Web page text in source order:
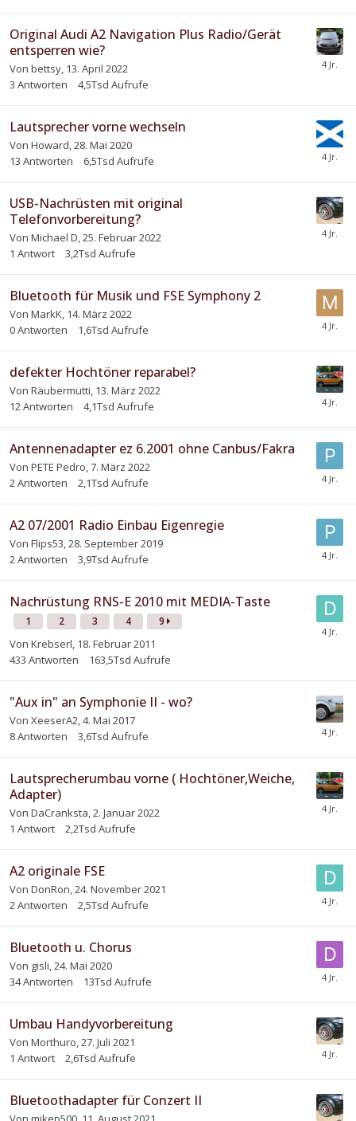
Original Audi A2 Navigation Plus Radio/Gerät
entsperren wie?
Von bettsy, 13. April 2022
3 Antworten 4,5Tsd Aufrufe
Lautsprecher vorne wechseln
Von Howard,28. Mai 2020
13 Antworten 6,5Tsd Aufrufe
USB-Nachrüsten mit original
Telefonvorbereitung?
Von Michael D,25. Februar 2022
1 Antwort 3,2Tsd Aufrufe
Bluetooth für Musik und FSE Symphony 2
Von MarkK, 14. März 2022
0Antworten 1,6Tsd Aufrufe
defekter Hochtöner reparabel?
Von Räubermutti, 13. März 2022
12Antworten 4,1Tsd Aufrufe
Antennenadapter ez 6.2001 ohne Canbus/Fakra
Von PETE Pedro,7. März 2022
2Antworten 2,1Tsd Aufrufe
A2 07/2001 Radio Einbau Eigenregie
Von Flips53,28. September 2019
2Antworten 3,9Tsd Aufrufe
Nachrüstung RNS-E 2010 mit MEDIA-Taste
1 2 3 4 9
Von Krebserl, 18. Februar 2011
433 Antworten 163,5Tsd Aufrufe
"Aux in" an Symphonie II - wo?
Von XeeserA2,4. Mai 2017
8Antworten 3,6Tsd Aufrufe
Lautsprecherumbau vorne ( Hochtöner,Weiche,
Adapter)
Von DaCranksta,2. Januar 2022
1 Antwort 2,2Tsd Aufrufe
A2 originale FSE
Von DonRon,24. November 2021
2Antworten 2,5Tsd Aufrufe
Bluetooth u. Chorus
Von gisli,24. Mai 2020
34Antworten 13Tsd Aufrufe
Umbau Handyvorbereitung
Von Morthuro,27. Juli 2021
1 Antwort 2,6Tsd Aufrufe
Bluetoothadapter für Conzert II